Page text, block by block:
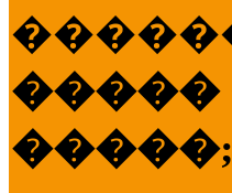
�����
�����;